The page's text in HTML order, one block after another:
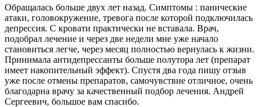
Обращалась больше двух лет назад. Симптомы : панические
атаки, головокружение, тревога после которой подключилась
депрессия. С кровати практически не вставала. Врач,
подобрал лечение и через две недели мне уже начало
становиться легче, через месяц полностью вернулась к жизни.
Принимала антидепрессанты больше полутора лет (препарат
имеет накопительный эффект). Спустя два года пишу отзыв
уже после отмены препаратов, самочувствие отличное, очень
благодарна врачу за качественный подбор лечения. Андрей
Сергеевич, большое вам спасибо.